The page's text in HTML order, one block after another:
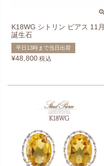
K18WG シトリン ピアス 11月
誕生石
平日13時まで当日出荷
¥48,800 税込